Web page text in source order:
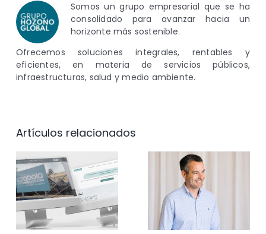
Somos un grupo empresarial que se ha
consolidado para avanzar hacia un
horizonte más sostenible.
Ofrecemos soluciones integrales, rentables y
eficientes, en materia de servicios públicos,
infraestructuras, salud y medio ambiente.
Artículos relacionados